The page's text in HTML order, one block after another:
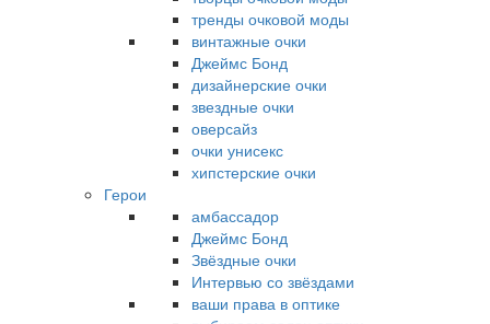
тренды очковой моды
винтажные очки
Джеймс Бонд
дизайнерские очки
звездные очки
оверсайз
очки унисекс
хипстерские очки
Герои
амбассадор
Джеймс Бонд
Звёздные очки
Интервью со звёздами
ваши права в оптике